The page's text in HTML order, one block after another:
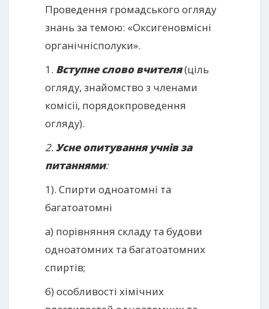
Проведення громадського огляду
знань за темою: «Оксигеновмісні
органічнісполуки».
1. Вступне слово вчителя(ціль
огляду, знайомство з членами
комісії, порядокпроведення
огляду).
2.Усне опитування учнів за
питаннями:
1). Спирти одноатомні та
багатоатомні
а) порівняння складу та будови
одноатомних та багатоатомних
спиртів;
б) особливості хімічних